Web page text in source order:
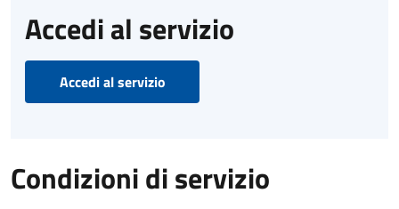
Accedi al servizio
Accedi al servizio
Condizioni di servizio